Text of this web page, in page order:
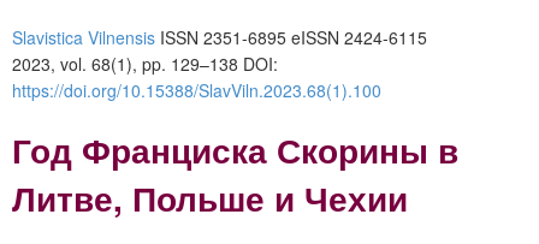
Slavistica Vilnensis ISSN 2351-6895 eISSN 2424-6115
2023, vol. 68(1), pp. 129–138 DOI:
https://doi.org/10.15388/SlavViln.2023.68(1).100
Год Франциска Скорины в
Литве, Польше и Чехии